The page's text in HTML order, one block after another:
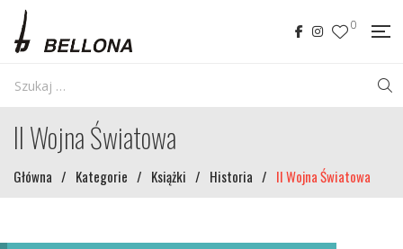
0
II Wojna Światowa
Główna / Kategorie / Książki / Historia / II Wojna Światowa